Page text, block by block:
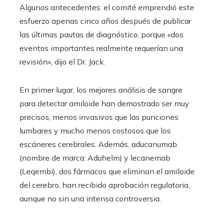
Algunos antecedentes: el comité emprendió este
esfuerzo apenas cinco años después de publicar
las últimas pautas de diagnóstico, porque «dos
eventos importantes realmente requerían una
revisión», dijo el Dr. Jack.
En primer lugar, los mejores análisis de sangre
para detectar amiloide han demostrado ser muy
precisos, menos invasivos que las punciones
lumbares y mucho menos costosos que los
escáneres cerebrales. Además, aducanumab
(nombre de marca: Aduhelm) y lecanemab
(Leqembi), dos fármacos que eliminan el amiloide
del cerebro, han recibido aprobación regulatoria,
aunque no sin una intensa controversia.